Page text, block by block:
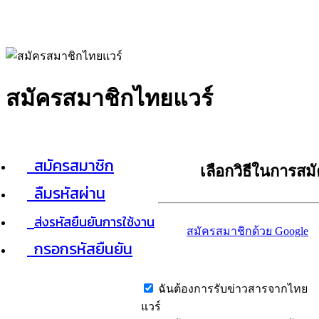
สมัครสมาชิกไทยแวร์
สมัครสมาชิก
ลืมรหัสผ่าน
ส่งรหัสยืนยันการใช้งาน
กรอกรหัสยืนยัน
เลือกวิธีในการส
สมัครสมาชิกด้วย Google
ฉันต้องการรับข่าวสารจากไทย
แวร์